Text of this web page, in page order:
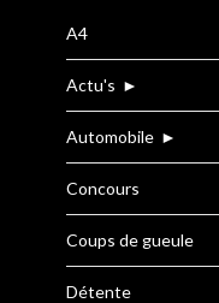
A4
Actu's ►
Automobile ►
Concours
Coups de gueule
Détente